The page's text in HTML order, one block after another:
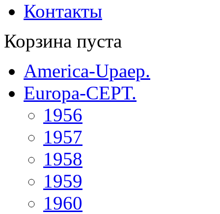
Контакты
Корзина пуста
America-Upaep.
Europa-CEPT.
1956
1957
1958
1959
1960